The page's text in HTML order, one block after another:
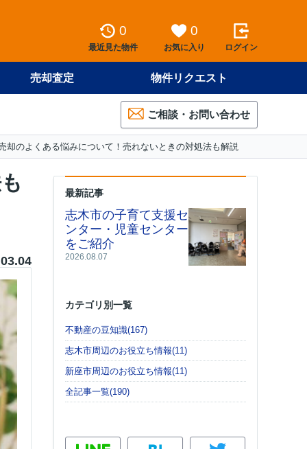
0
最近見た物件
0
お気に入り ログイン
売却査定 物件リクエスト
ご相談・お問い合わせ
却のよくある悩みについて！売れないときの対処法も解説
最新記事
志木市の子育て支援セ
ンター・児童センター
をご紹介
2026.08.07
カテゴリ別一覧
不動産の豆知識(167)
志木市周辺のお役立ち情報(11)
新座市周辺のお役立ち情報(11)
全記事一覧(190)